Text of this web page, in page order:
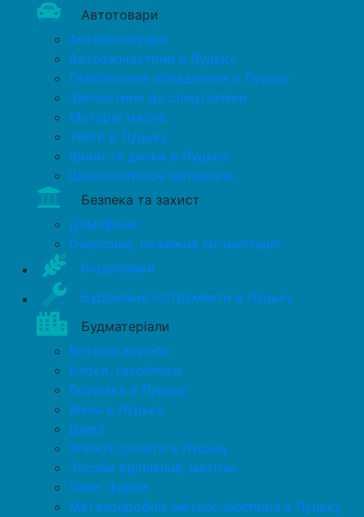
Автотовари
Автоаксесуари
Автозапчастини в Луцьку
Газобалонне обладнання в Луцьку
Запчастини до спецтехніки
Моторні масла
Тенти в Луцьку
Шини та диски в Луцьку
Шиномонтажні матеріали
Безпека та захист
Домофони
Охоронна, пожежна сигналізація
Біодобавки
Будівельні інструменти в Луцьку
Будматеріали
Бетонні вироби
Блоки, газоблоки
Бруківка в Луцьку
Вікна в Луцьку
Двері
Жалюзі ролети в Луцьку
Засоби кріплення, метизи
Лаки, фарби
Металопрофіль металочерепиця в Луцьку